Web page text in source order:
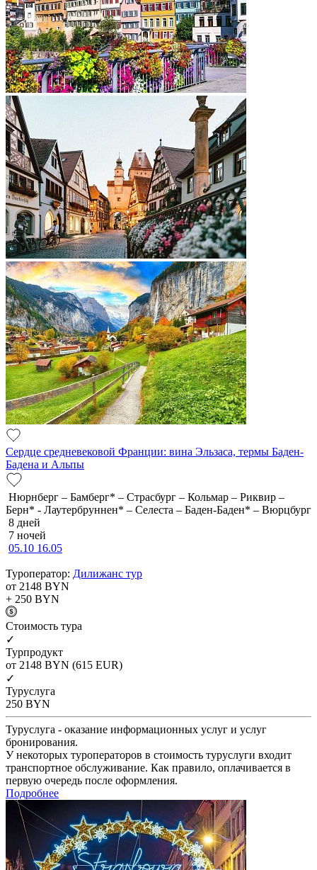
Сердце средневековой Франции: вина Эльзаса, термы Баден-
Бадена и Альпы
Нюрнберг – Бамберг* – Страсбург – Кольмар – Риквир –
Берн* - Лаутербруннен* – Селеста – Баден-Баден* – Вюрцбург
8 дней
7 ночей
05.10 16.05
Туроператор: Дилижанс тур
от 2148 BYN
+ 250 BYN
Cтоимость тура
✓
Турпродукт
от 2148 BYN (615 EUR)
✓
Туруслуга
250 BYN
Туруслуга - оказание информационных услуг и услуг
бронирования.
У некоторых туроператоров в стоимость туруслуги входит
транспортное обслуживание. Как правило, оплачивается в
первую очередь после оформления.
Подробнее